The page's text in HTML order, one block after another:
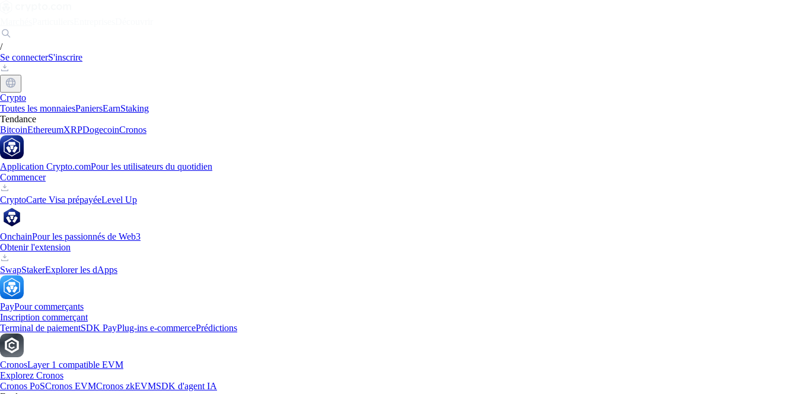
/
Se connecterS'inscrire
Crypto
Toutes les monnaiesPaniersEarnStaking
Tendance
BitcoinEthereumXRPDogecoinCronos
Application Crypto.comPour les utilisateurs du quotidien
Commencer
CryptoCarte Visa prépayéeLevel Up
OnchainPour les passionnés de Web3
Obtenir l'extension
SwapStakerExplorer les dApps
PayPour commerçants
Inscription commerçant
Terminal de paiementSDK PayPlug-ins e-commercePrédictions
CronosLayer 1 compatible EVM
Explorez Cronos
Cronos PoSCronos EVMCronos zkEVMSDK d'agent IA